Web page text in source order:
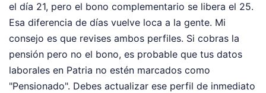
el día 21, pero el bono complementario se libera el 25.
Esa diferencia de días vuelve loca a la gente. Mi
consejo es que revises ambos perfiles. Si cobras la
pensión pero no el bono, es probable que tus datos
laborales en Patria no estén marcados como
"Pensionado". Debes actualizar ese perfil de inmediato